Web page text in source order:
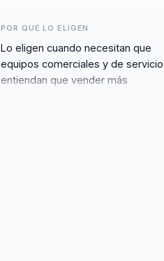
POR QUÉ LO ELIGEN
Lo eligen cuando necesitan que
equipos comerciales y de servicio
entiendan que vender más